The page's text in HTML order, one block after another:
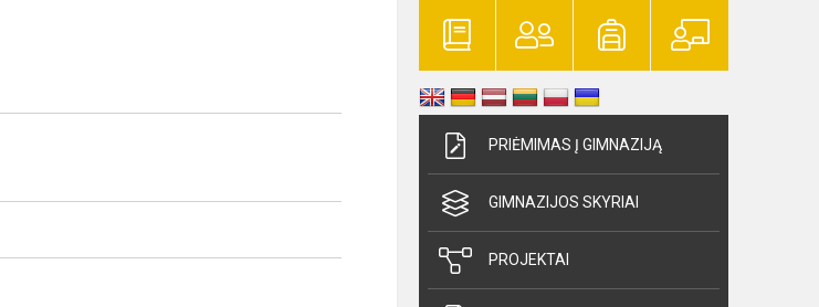
PRIĖMIMAS Į GIMNAZIJĄ
GIMNAZIJOS SKYRIAI
PROJEKTAI